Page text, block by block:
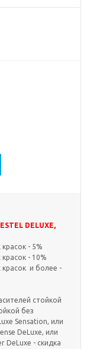
DELUXE,
- 5%
- 10%
красок и более -
стойкой
без
Sensation, или
DeLuxe, или
DeLuxe - скидка